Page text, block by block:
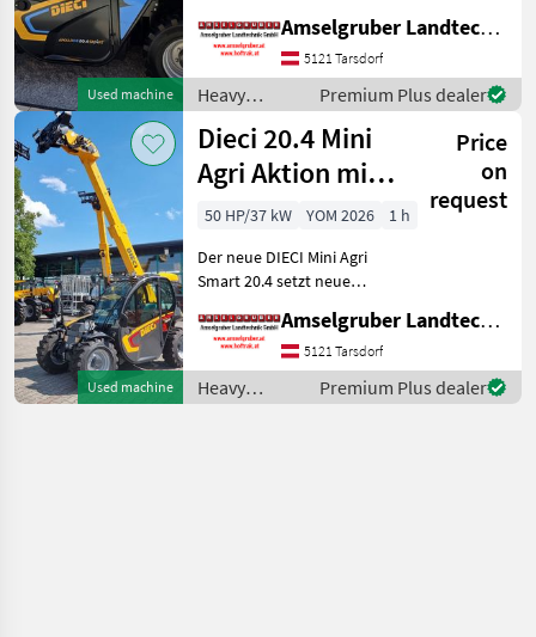
Used machine
Teleskopladermarkt. 100 %
Elektro! -Größte Kabine
(Baugleich vom Modell 26.6
Mini Agri) -Echt
Amselgruber Landtechnik GmbH
5121 Tarsdorf
Heavy
equipment/
construction
machines /
Dieci
Premium Plus dealer
Used machine
Dieci 20.4 Mini
Agri Aktion mit
Österreichpaket
Price
on
request
50 HP/37 kW YOM 2026
1 h
Der neue DIECI Mini Agri
Smart 20.4 setzt neue
Teleskopladermarkt. Stufe
5 Motor - -Größte Kabine
(Baugleich vom Modell 26.6
Mini Agri) -50
Amselgruber Landtechnik GmbH
5121 Tarsdorf
Heavy
equipment/
Premium Plus dealer